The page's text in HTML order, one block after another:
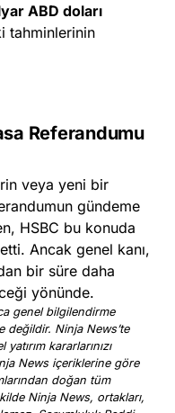
ABD doları
tahminlerinin
Referandumu
veya yeni bir
gündeme
HSBC bu konuda
Ancak genel kanı,
bir süre daha
yönünde.
genel bilgilendirme
değildir. Ninja News’te
kararlarınızı
News içeriklerine göre
doğan tüm
Ninja News, ortakları,